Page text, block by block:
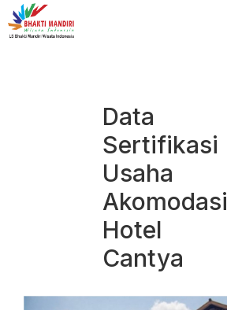
Data
Sertifikasi
Usaha
Akomodasi
Hotel
Cantya